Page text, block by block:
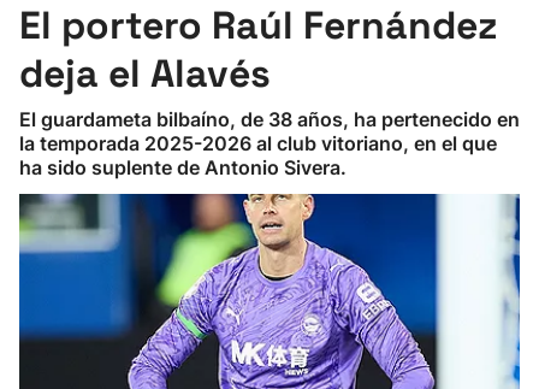
Pelota
Remo
Baloncesto
Ciclismo
Herri-kirolak
El portero Raúl Fernández
deja el Alavés
El guardameta bilbaíno, de 38 años, ha pertenecido en
la temporada 2025-2026 al club vitoriano, en el que
ha sido suplente de Antonio Sivera.